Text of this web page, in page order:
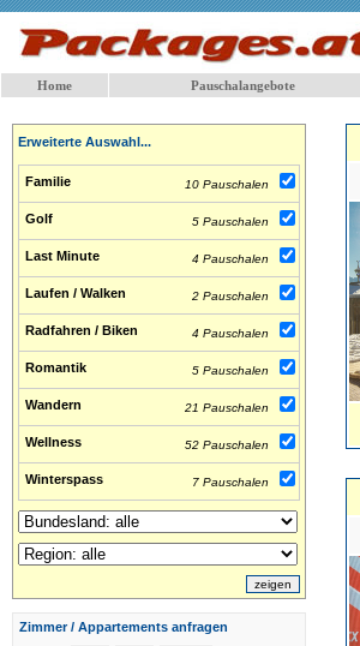
Home Pauschalangebote
Erweiterte Auswahl...
Familie 10 Pauschalen
Golf 5 Pauschalen
Last Minute 4 Pauschalen
Laufen / Walken 2 Pauschalen
Radfahren / Biken 4 Pauschalen
Romantik 5 Pauschalen
Wandern 21 Pauschalen
Wellness 52 Pauschalen
Winterspass 7 Pauschalen
Zimmer / Appartements anfragen